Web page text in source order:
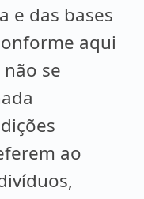
e das bases
aqui
se
ao